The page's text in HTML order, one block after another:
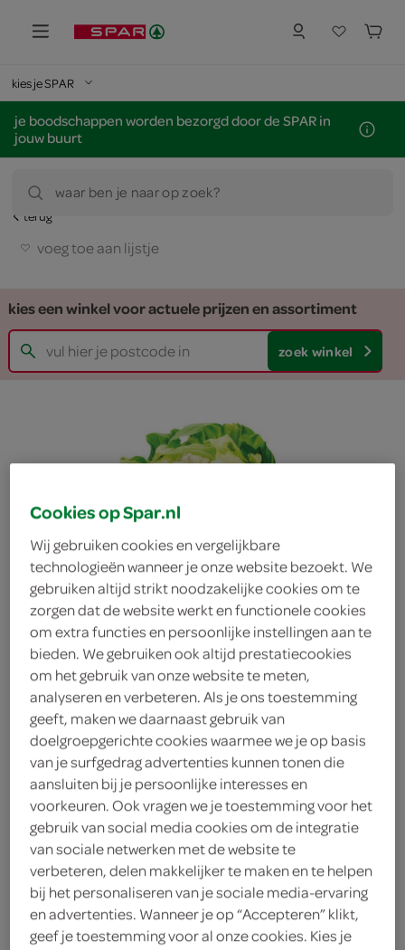
kies je SPAR
je boodschappen worden bezorgd door de SPAR in
jouw buurt
waar ben je naar op zoek?
terug
voeg toe aan lijstje
kies een winkel voor actuele prijzen en assortiment
zoek winkel
bloemkool
1.
99
1 Stuks
Let op: aanbiedingen zijn niet zichtbaar bij de
Cookies op Spar.nl
Wij gebruiken cookies en vergelijkbare
technologieën wanneer je onze website bezoekt. We
gebruiken altijd strikt noodzakelijke cookies om te
zorgen dat de website werkt en functionele cookies
om extra functies en persoonlijke instellingen aan te
bieden. We gebruiken ook altijd prestatiecookies
om het gebruik van onze website te meten,
analyseren en verbeteren. Als je ons toestemming
geeft, maken we daarnaast gebruik van
doelgroepgerichte cookies waarmee we je op basis
van je surfgedrag advertenties kunnen tonen die
aansluiten bij je persoonlijke interesses en
voorkeuren. Ook vragen we je toestemming voor het
gebruik van social media cookies om de integratie
van sociale netwerken met de website te
verbeteren, delen makkelijker te maken en te helpen
bij het personaliseren van je sociale media-ervaring
en advertenties. Wanneer je op “Accepteren” klikt,
geef je toestemming voor al onze cookies. Kies je